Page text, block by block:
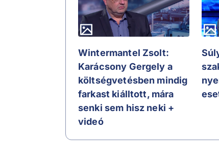
Wintermantel Zsolt:
Karácsony Gergely a
költségvetésben mindig
farkast kiálltott, mára
senki sem hisz neki +
videó